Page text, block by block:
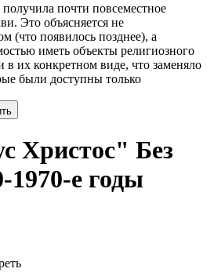
почти повсеместное
Это объясняется не
(что появилось позднее), а
иметь объекты религиозного
в их конкретном виде, что заменяло
были доступны только
Христос" Без
1970-е годы